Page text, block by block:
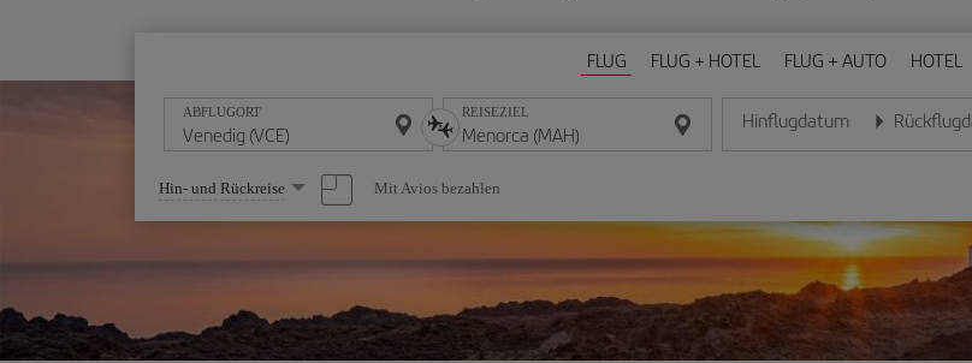
FLUG FLUG + HOTEL FLUG + AUTO HOTEL
ABFLUGORT REISEZIEL Hinflugdatum
Geben Sie das Datum im Format
Geben Sie
Wählen
Sie
eine
Hin- und Rückreise Mit Avios bezahlen